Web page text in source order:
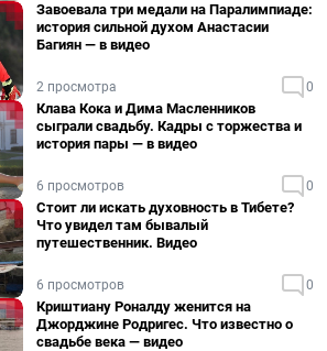
Завоевала три медали на Паралимпиаде:
история сильной духом Анастасии
Багиян — в видео
2 просмотра 0
Клава Кока и Дима Масленников
сыграли свадьбу. Кадры с торжества и
история пары — в видео
6 просмотров 0
Стоит ли искать духовность в Тибете?
Что увидел там бывалый
путешественник. Видео
6 просмотров 0
Криштиану Роналду женится на
Джорджине Родригес. Что известно о
свадьбе века — видео